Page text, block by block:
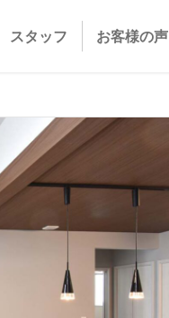
スタッフ お客様の声